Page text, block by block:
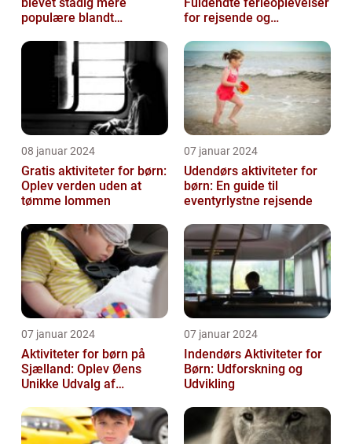
populære blandt
nyde en bekymring...
for rejsende og
08 januar 2024
Gratis aktiviteter for børn:
Oplev verden uden at
tømme lommen
07 januar 2024
Udendørs aktiviteter for
børn: En guide til
eventyrlystne rejsende
07 januar 2024
Aktiviteter for børn på
Sjælland: Oplev Øens
Unikke Udvalg af
07 januar 2024
Indendørs Aktiviteter for
Børn: Udforskning og
Udvikling